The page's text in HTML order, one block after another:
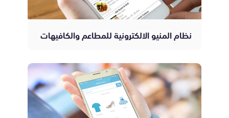
نظام المنيو الالكترونية للمطاعم والكافيهات